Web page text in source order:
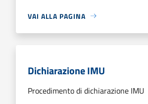
VAI ALLA PAGINA
Dichiarazione IMU
Procedimento di dichiarazione IMU